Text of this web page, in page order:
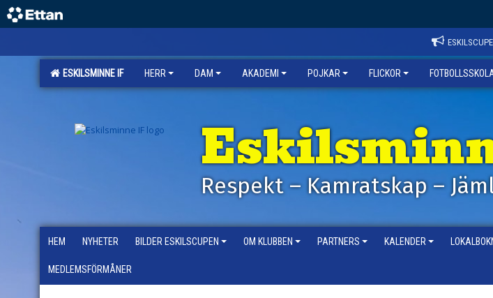
ESKILSMINNE IF HERR DAM AKADEMI POJKAR FLICKOR
Respekt – Kamratskap –
HEM NYHETER BILDER ESKILSCUPEN OM KLUBBEN PARTNERS KALENDER
MEDLEMSFÖRMÅNER